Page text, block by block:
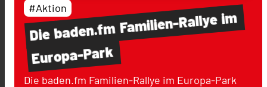
Diebaden.fmFamilien-Rallyeim
Europa-Park
#Aktion
Die baden.fm Familien-Rallye im Europa-Park